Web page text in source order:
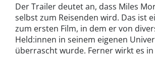
Der Trailer deutet an, dass Miles
selbst zum Reisenden wird. Das ist
zum ersten Film, in dem er von
Held:innen in seinem eigenen
überrascht wurde. Ferner wirkt es